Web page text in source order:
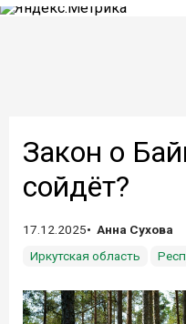
Закон о
сойдёт?
17.12.2025
Анна Сухова
Иркутская область